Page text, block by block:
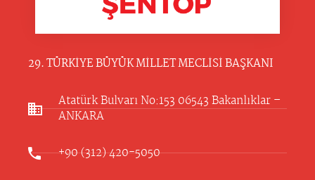
29. TÜRKİYE BÜYÜK MİLLET MECLİSİ BAŞKANI
Atatürk Bulvarı No:153 06543 Bakanlıklar –
ANKARA​
+90 (312) 420-5050